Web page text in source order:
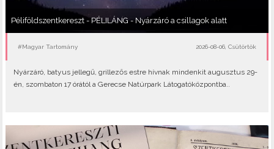
Péliföldszentkereszt - PÉLILÁNG - Nyárzáró a csillagok alatt
#Magyar Tartomány 2026-08-06, Csütörtök
Nyárzáró, batyus jellegű, grillezős estre hívnak mindenkit augusztus 29-
én, szombaton 17 órától a Gerecse Natúrpark Látogatóközpontba..